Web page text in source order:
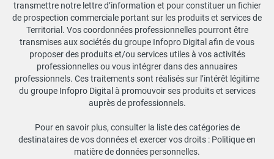
transmettre notre lettre d’information et pour constituer un fichier
de prospection commerciale portant sur les produits et services de
Territorial. Vos coordonnées professionnelles pourront être
transmises aux sociétés du groupe Infopro Digital afin de vous
proposer des produits et/ou services utiles à vos activités
professionnelles ou vous intégrer dans des annuaires
professionnels. Ces traitements sont réalisés sur l’intérêt légitime
du groupe Infopro Digital à promouvoir ses produits et services
auprès de professionnels.
Pour en savoir plus, consulter la liste des catégories de
destinataires de vos données et exercer vos droits : Politique en
matière de données personnelles.